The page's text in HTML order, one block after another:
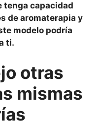
tenga capacidad
de aromaterapia y
modelo podría
ti.
otras
mismas